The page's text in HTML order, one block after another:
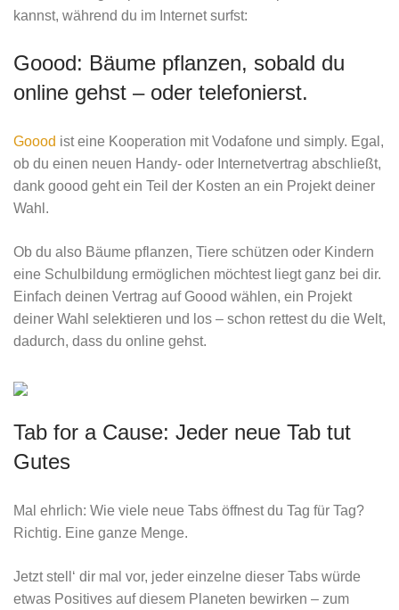
kannst, während du im Internet surfst:
Goood: Bäume pflanzen, sobald du
online gehst – oder telefonierst.
Goood ist eine Kooperation mit Vodafone und simply. Egal,
ob du einen neuen Handy- oder Internetvertrag abschließt,
dank goood geht ein Teil der Kosten an ein Projekt deiner
Wahl.
Ob du also Bäume pflanzen, Tiere schützen oder Kindern
eine Schulbildung ermöglichen möchtest liegt ganz bei dir.
Einfach deinen Vertrag auf Goood wählen, ein Projekt
deiner Wahl selektieren und los – schon rettest du die Welt,
dadurch, dass du online gehst.
Tab for a Cause: Jeder neue Tab tut
Gutes
Mal ehrlich: Wie viele neue Tabs öffnest du Tag für Tag?
Richtig. Eine ganze Menge.
Jetzt stell‘ dir mal vor, jeder einzelne dieser Tabs würde
etwas Positives auf diesem Planeten bewirken – zum